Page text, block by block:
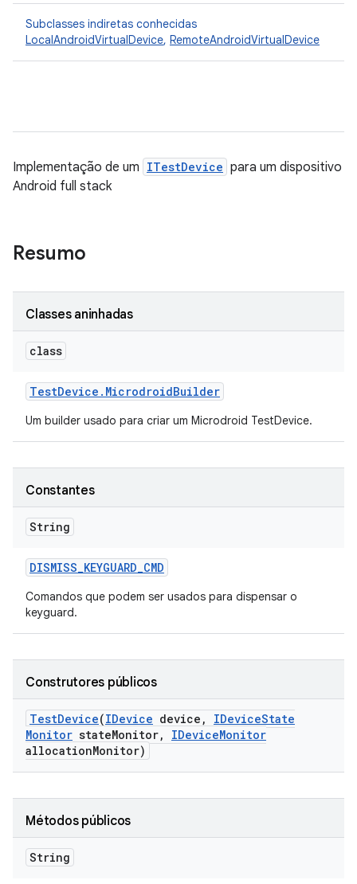
Subclasses indiretas conhecidas
LocalAndroidVirtualDevice, RemoteAndroidVirtualDevice
Implementação de um ITestDevice para um dispositivo
Android full stack
Resumo
Classes aninhadas
class
TestDevice . MicrodroidBuilder
Um builder usado para criar um Microdroid TestDevice.
Constantes
String
DISMISS_KEYGUARD_CMD
Comandos que podem ser usados para dispensar o
keyguard.
Construtores públicos
TestDevice(IDevice device , IDeviceState
Monitor stateMonitor, IDeviceMonitor
allocationMonitor)
Métodos públicos
String